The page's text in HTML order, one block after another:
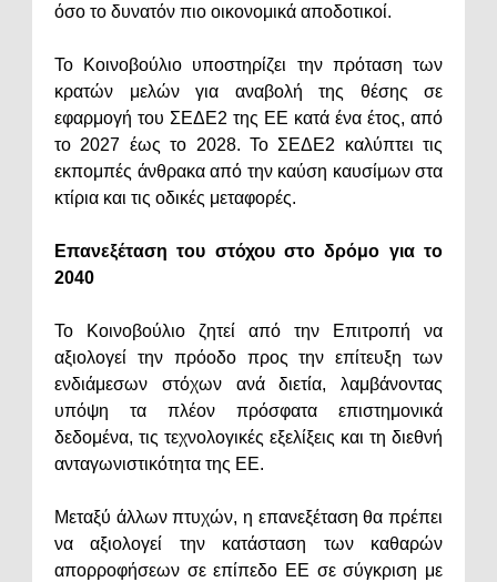
όσο το δυνατόν πιο οικονομικά αποδοτικοί.
Το Κοινοβούλιο υποστηρίζει την πρόταση των
κρατών μελών για αναβολή της θέσης σε
εφαρμογή του ΣΕΔΕ2 της ΕΕ κατά ένα έτος, από
το 2027 έως το 2028. Το ΣΕΔΕ2 καλύπτει τις
εκπομπές άνθρακα από την καύση καυσίμων στα
κτίρια και τις οδικές μεταφορές.
Επανεξέταση του στόχου στο δρόμο για το
2040
Το Κοινοβούλιο ζητεί από την Επιτροπή να
αξιολογεί την πρόοδο προς την επίτευξη των
ενδιάμεσων στόχων ανά διετία, λαμβάνοντας
υπόψη τα πλέον πρόσφατα επιστημονικά
δεδομένα, τις τεχνολογικές εξελίξεις και τη διεθνή
ανταγωνιστικότητα της ΕΕ.
Μεταξύ άλλων πτυχών, η επανεξέταση θα πρέπει
να αξιολογεί την κατάσταση των καθαρών
απορροφήσεων σε επίπεδο ΕΕ σε σύγκριση με